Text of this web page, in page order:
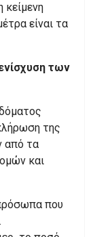
κείμενη
είναι τα
των
της
από τα
και
που